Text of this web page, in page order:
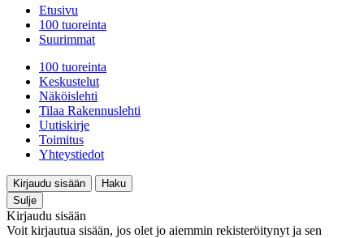
Etusivu
100 tuoreinta
Suurimmat
100 tuoreinta
Keskustelut
Näköislehti
Tilaa Rakennuslehti
Uutiskirje
Toimitus
Yhteystiedot
Kirjaudu sisään
Haku
Sulje
Kirjaudu sisään
Voit kirjautua sisään, jos olet jo aiemmin rekisteröitynyt ja sen